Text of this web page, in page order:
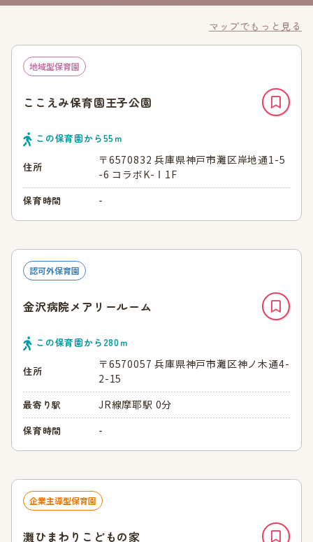
マップでもっと見る
地域型保育園
ここえみ保育園王子公園
この保育園から55ｍ
住所
〒6570832 兵庫県神戸市灘区岸地通1-5
-6 コラボK-Ⅰ1F
保育時間 -
認可外保育園
金沢病院メアリールーム
この保育園から 280ｍ
住所
〒6570057 兵庫県神戸市灘区神ノ木通4-
2-15
最寄り駅 JR線摩耶駅 0分
保育時間 -
企業主導型保育園
灘ひまわりこどもの家